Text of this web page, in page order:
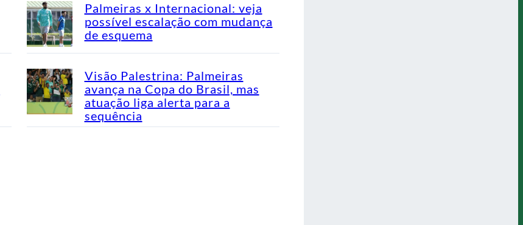
Palmeiras x Internacional: veja
possível escalação com mudança
de esquema
Visão Palestrina: Palmeiras
avança na Copa do Brasil, mas
atuação liga alerta para a
sequência